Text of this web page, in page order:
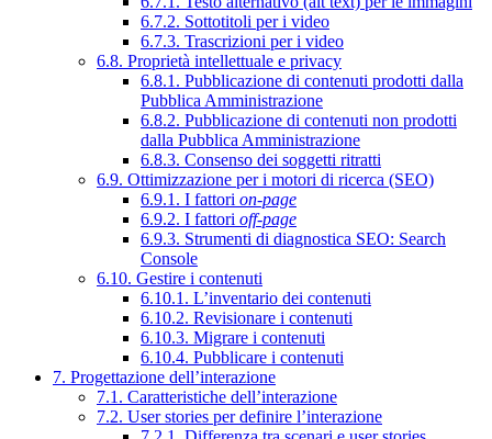
6.7.2. Sottotitoli per i video
6.7.3. Trascrizioni per i video
6.8. Proprietà intellettuale e privacy
6.8.1. Pubblicazione di contenuti prodotti dalla
Pubblica Amministrazione
6.8.2. Pubblicazione di contenuti non prodotti
dalla Pubblica Amministrazione
6.8.3. Consenso dei soggetti ritratti
6.9. Ottimizzazione per i motori di ricerca (SEO)
6.9.1. I fattori on-page
6.9.2. I fattori off-page
6.9.3. Strumenti di diagnostica SEO: Search
Console
6.10. Gestire i contenuti
6.10.1. L’inventario dei contenuti
6.10.2. Revisionare i contenuti
6.10.3. Migrare i contenuti
6.10.4. Pubblicare i contenuti
7. Progettazione dell’interazione
7.1. Caratteristiche dell’interazione
7.2. User stories per definire l’interazione